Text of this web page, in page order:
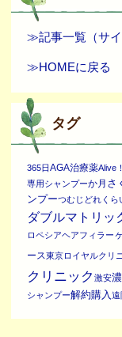
≫記事一覧（サ
≫HOMEに戻る
タグ
365日AGA治療薬Alive
専用シャンプーか月 さ
ンプーつむじ どれくら
ダブルマトリッ
ロペシアヘアフィラー
ース東京ロイヤルクリ
クリニック 激安
シャンプー解約購入 遠